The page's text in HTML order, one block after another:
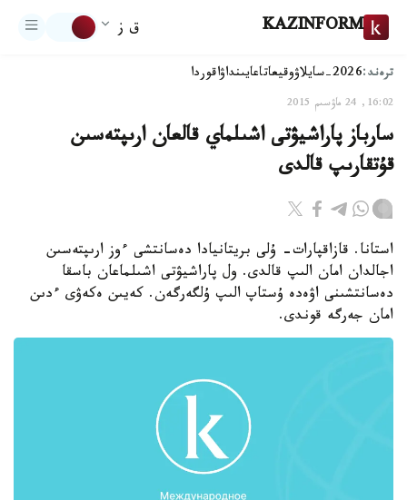
KAZINFORM ق ز
ترەند:2026-سايلاۋ وقيعاتاعايىنداۋاقوردا
16:02, 24 ماۋسىم 2015
سارباز پاراشيۋتى اشىلماي قالعان ارىپتەسىن
قۇتقارىپ قالدى
استانا. قازاقپارات- ۇلى بريتانيادا دەسانتشى ءوز ارىپتەسىن
اجالدان امان الىپ قالدى. ول پاراشيۋتى اشىلماعان باسقا
دەسانتشىنى اۋەدە ۇستاپ الىپ ۇلگەرگەن. كەيىن ەكەۋى ءدىن
امان جەرگە قوندى.